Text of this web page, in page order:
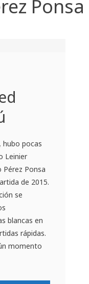
Ponsa
hubo pocas
Leinier
Ponsa
de 2015.
se
blancas en
rápidas.
momento